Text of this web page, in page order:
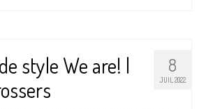
8
JUIL 2022
style We are! |